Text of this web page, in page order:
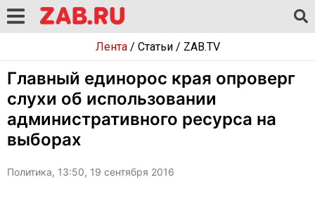
Лента/ Статьи/ ZAB.TV
Главный единорос края опроверг
слухи об использовании
административного ресурса на
выборах
Политика, 13:50, 19 сентября 2016